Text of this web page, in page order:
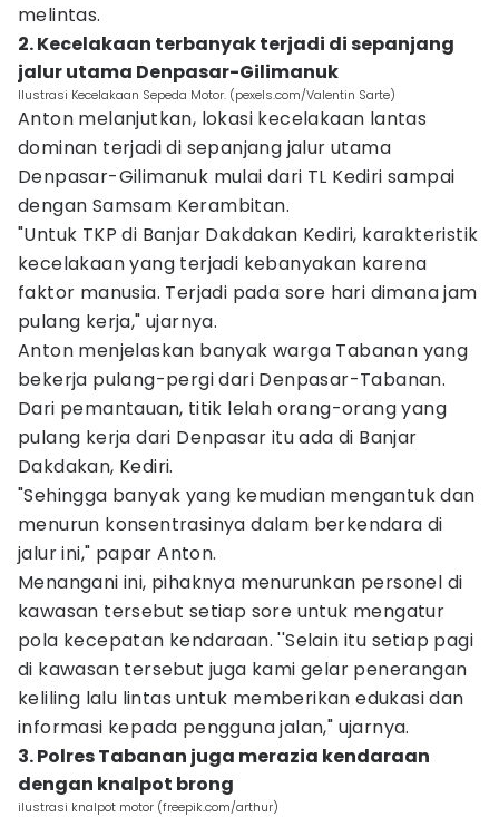
melintas.
2. Kecelakaan terbanyak terjadi di sepanjang
jalur utama Denpasar-Gilimanuk
Ilustrasi Kecelakaan Sepeda Motor. (pexels.com/Valentin Sarte)
Anton melanjutkan, lokasi kecelakaan lantas
dominan terjadi di sepanjang jalur utama
Denpasar-Gilimanuk mulai dari TL Kediri sampai
dengan Samsam Kerambitan.
"Untuk TKP di Banjar Dakdakan Kediri, karakteristik
kecelakaan yang terjadi kebanyakan karena
faktor manusia. Terjadi pada sore hari dimana jam
pulang kerja," ujarnya.
Anton menjelaskan banyak warga Tabanan yang
bekerja pulang-pergi dari Denpasar-Tabanan.
Dari pemantauan, titik lelah orang-orang yang
pulang kerja dari Denpasar itu ada di Banjar
Dakdakan, Kediri.
"Sehingga banyak yang kemudian mengantuk dan
menurun konsentrasinya dalam berkendara di
jalur ini," papar Anton.
Menangani ini, pihaknya menurunkan personel di
kawasan tersebut setiap sore untuk mengatur
pola kecepatan kendaraan. ''Selain itu setiap pagi
di kawasan tersebut juga kami gelar penerangan
keliling lalu lintas untuk memberikan edukasi dan
informasi kepada pengguna jalan," ujarnya.
3. Polres Tabanan juga merazia kendaraan
dengan knalpot brong
ilustrasi knalpot motor (freepik.com/arthur)